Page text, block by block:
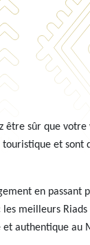
être sûr que
et sont
en passant
meilleurs
et authentique au